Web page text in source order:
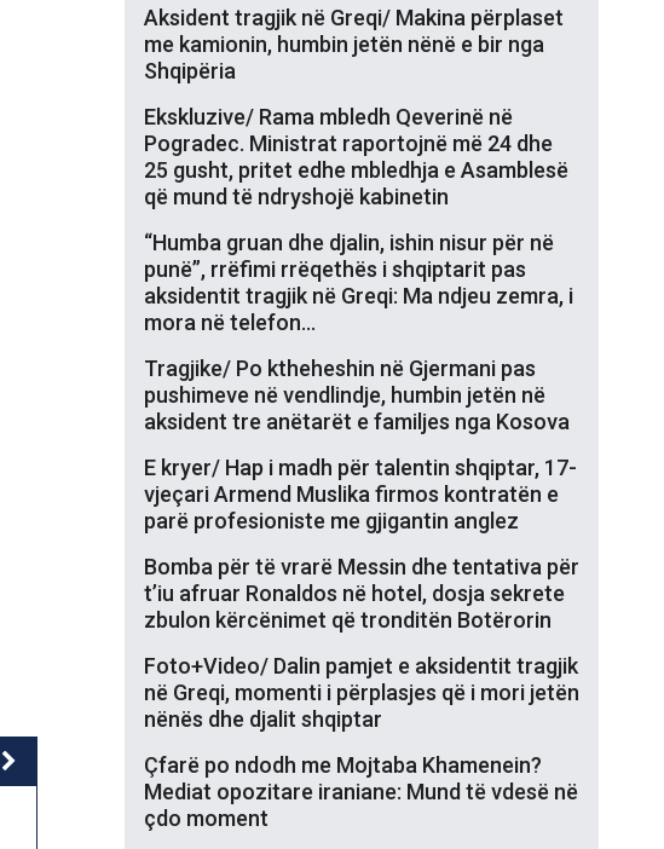
Aksident tragjik në Greqi/ Makina përplaset
me kamionin, humbin jetën nënë e bir nga
Shqipëria
Ekskluzive/ Rama mbledh Qeverinë në
Pogradec. Ministrat raportojnë më 24 dhe
25 gusht, pritet edhe mbledhja e Asamblesë
që mund të ndryshojë kabinetin
“Humba gruan dhe djalin, ishin nisur për në
punë”, rrëfimi rrëqethës i shqiptarit pas
aksidentit tragjik në Greqi: Ma ndjeu zemra, i
mora në telefon…
Tragjike/ Po ktheheshin në Gjermani pas
pushimeve në vendlindje, humbin jetën në
aksident tre anëtarët e familjes nga Kosova
E kryer/ Hap i madh për talentin shqiptar, 17-
vjeçari Armend Muslika firmos kontratën e
parë profesioniste me gjigantin anglez
Bomba për të vrarë Messin dhe tentativa për
t’iu afruar Ronaldos në hotel, dosja sekrete
zbulon kërcënimet që tronditën Botërorin
Foto+Video/ Dalin pamjet e aksidentit tragjik
në Greqi, momenti i përplasjes që i mori jetën
nënës dhe djalit shqiptar
Çfarë po ndodh me Mojtaba Khamenein?
Mediat opozitare iraniane: Mund të vdesë në
çdo moment